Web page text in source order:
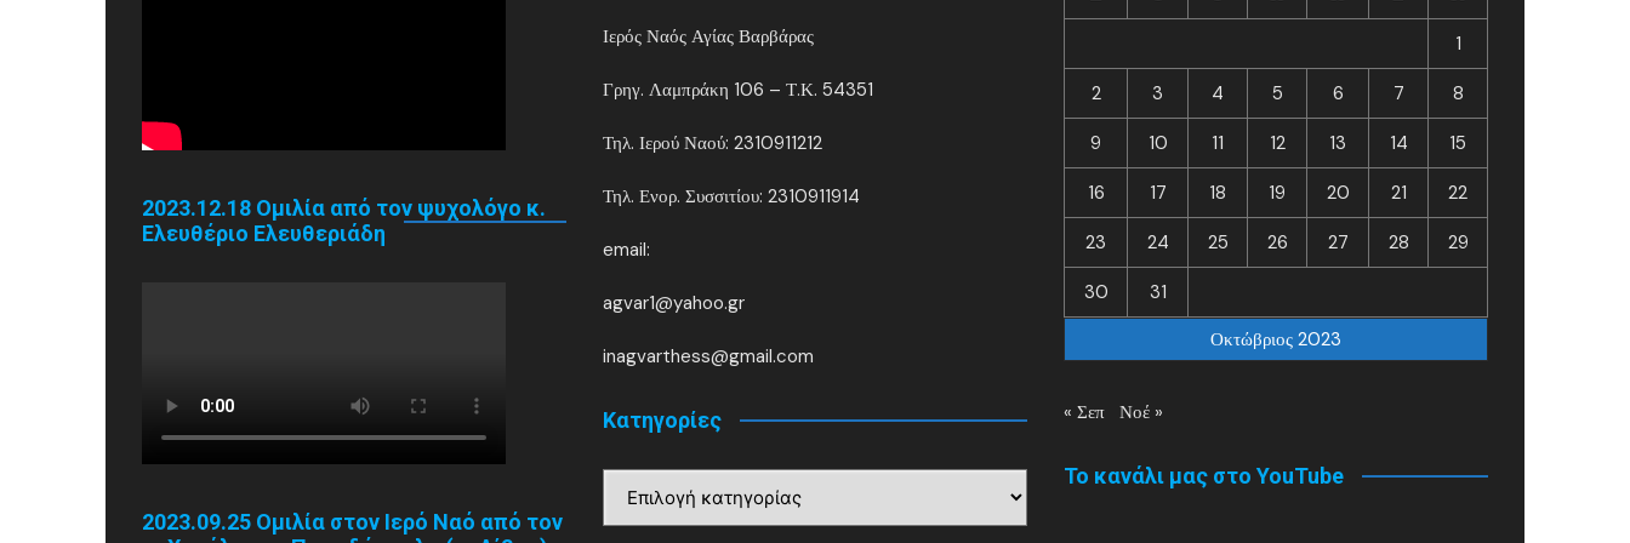
2023.12.18 Ομιλία από τον ψυχολόγο κ.
Ελευθέριο Ελευθεριάδη
2023.09.25 Ομιλία στον Ιερό Ναό από τον
Ιερός Ναός Αγίας Βαρβάρας
Γρηγ. Λαμπράκη 106 – Τ.Κ. 54351
Τηλ. Ιερού Ναού: 2310911212
Τηλ. Ενορ. Συσσιτίου: 2310911914
email:
agvar1@yahoo.gr
inagvarthess@gmail.com
Kατηγορίες
Οκτώβριος 2023
1
2 3 4 5 6 7 8
9 10 11 12 13 14 15
16 17 18 19 20 21 22
23 24 25 26 27 28 29
30 31
« Σεπ Νοέ »
Το κανάλι μας στο YouTube